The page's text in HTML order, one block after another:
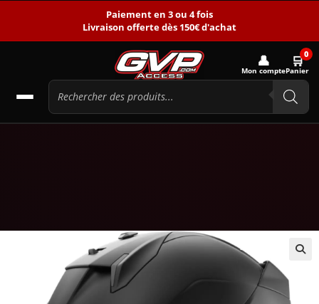
Paiement en 3 ou 4 fois
Livraison offerte dès 150€ d'achat
👤
Mon compte
🛒0
Panier
PROMO